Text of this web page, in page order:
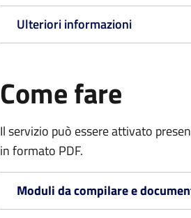
Ulteriori informazioni
Come fare
Il servizio può essere attivato
in formato PDF.
Moduli da compilare e